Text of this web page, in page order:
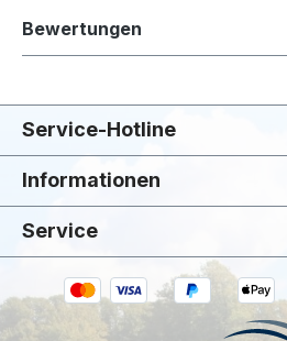
Bewertungen
Service-Hotline
Informationen
Service